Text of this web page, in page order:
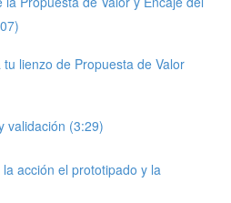
lienzo de Propuesta de Valor
validación (3:29)
acción el prototipado y la